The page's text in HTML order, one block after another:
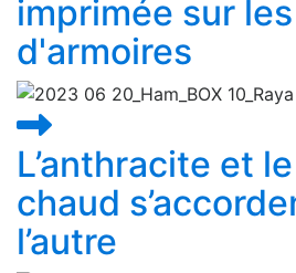
imprimée sur
d'armoires
L’anthracite et
chaud
l’autre